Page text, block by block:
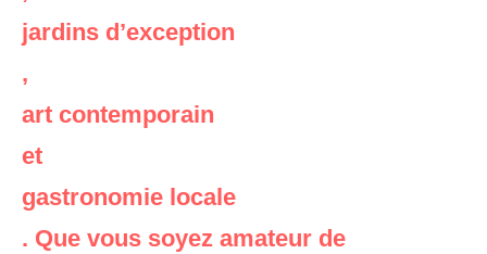
jardins d’exception
,
art contemporain
et
gastronomie locale
. Que vous soyez amateur de